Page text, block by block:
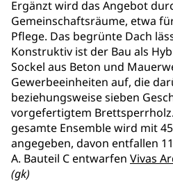
Ergänzt wird das Angebot
Gemeinschaftsräume, etwa
Pflege. Das begrünte Dach
Konstruktiv ist der Bau als
Sockel aus Beton und
Gewerbeeinheiten auf, die
beziehungsweise sieben
vorgefertigtem
gesamte Ensemble wird mit
angegeben, davon entfallen
A. Bauteil C entwarfen Vivas
(gk)